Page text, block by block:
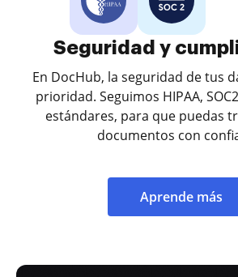
Seguridad y
En DocHub, la seguridad de tus
prioridad. Seguimos HIPAA,
estándares, para que puedas
documentos con
Aprende más